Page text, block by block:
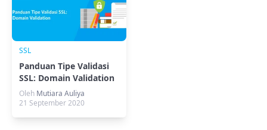
SSL
Panduan Tipe Validasi
SSL: Domain Validation
Oleh Mutiara Auliya
21 September 2020